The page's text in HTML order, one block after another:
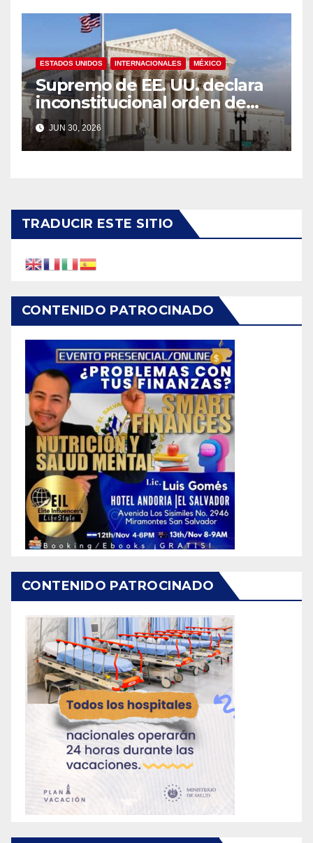
ESTADOS UNIDOS INTERNACIONALES MÉXICO
Supremo de EE. UU. declara
inconstitucional orden de
Trump sobre ciudadanía por
nacimiento
JUN 30, 2026
TRADUCIR ESTE SITIO
CONTENIDO PATROCINADO
CONTENIDO PATROCINADO